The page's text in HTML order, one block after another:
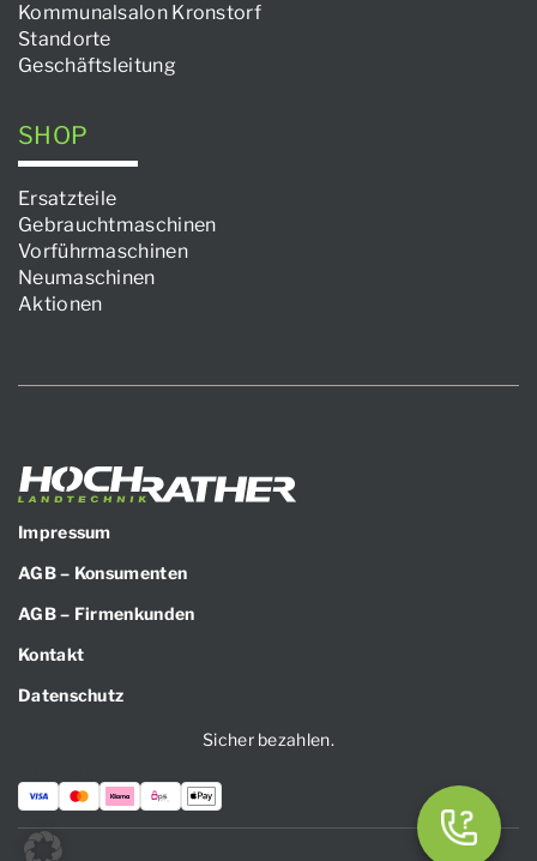
Kommunalsalon Kronstorf
Standorte
Geschäftsleitung
SHOP
Ersatzteile
Gebrauchtmaschinen
Vorführmaschinen
Neumaschinen
Aktionen
Impressum
AGB – Konsumenten
AGB – Firmenkunden
Kontakt
Datenschutz
Sicher bezahlen.